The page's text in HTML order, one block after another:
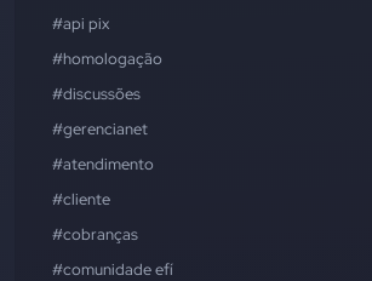
#api pix
#homologação
#discussões
#gerencianet
#atendimento
#cliente
#cobranças
#comunidade efí